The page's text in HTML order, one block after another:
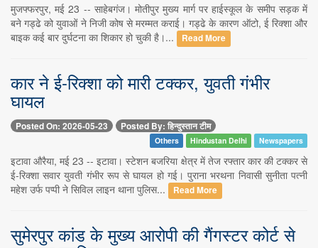
मुजफ्फरपुर, मई 23 -- साहेबगंज। मोतीपुर मुख्य मार्ग पर हाईस्कूल के समीप सड़क में
बने गड्ढे को युवाओं ने निजी कोष से मरम्मत कराई। गड्ढे के कारण ऑटो, ई रिक्शा और
बाइक कई बार दुर्घटना का शिकार हो चुकी है।...
Read More
कार ने ई-रिक्शा को मारी टक्कर, युवती गंभीर
घायल
Posted On: 2026-05-23 Posted By: हिन्दुस्तान टीम
Others Hindustan Delhi Newspapers
इटावा औरैया, मई 23 -- इटावा। स्टेशन बजरिया क्षेत्र में तेज रफ्तार कार की टक्कर से
ई-रिक्शा सवार युवती गंभीर रूप से घायल हो गई। पुराना भरथना निवासी सुनीता पत्नी
महेश उर्फ पप्पी ने सिविल लाइन थाना पुलिस...
Read More
सुमेरपुर कांड के मुख्य आरोपी की गैंगस्टर कोर्ट से